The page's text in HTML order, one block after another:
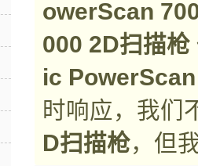
o​w​e​r​S​c​a​n​
0​0​0​ ​2​D​扫​描​枪
i​c​
时响应，我们
D​扫​描​枪，但